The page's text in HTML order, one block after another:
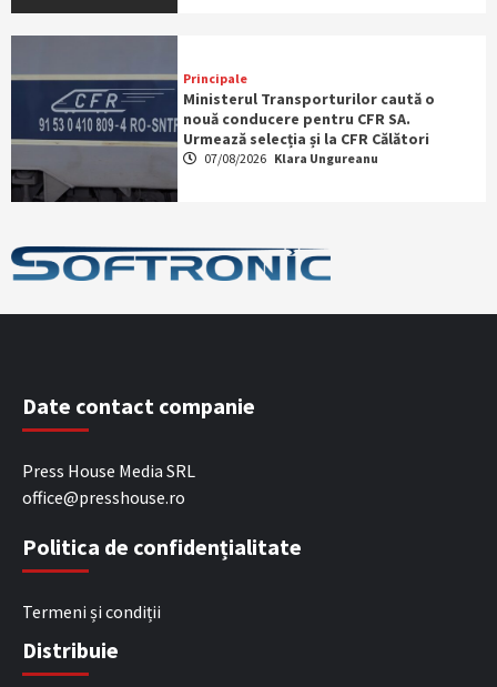
Principale
Ministerul Transporturilor caută o
nouă conducere pentru CFR SA.
Urmează selecția și la CFR Călători
07/08/2026 Klara Ungureanu
Date contact companie
Press House Media SRL
office@presshouse.ro
Politica de confidențialitate
Termeni și condiții
Distribuie